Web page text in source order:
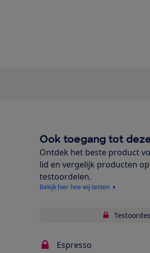
Ook toegang tot
Ontdek het beste product
lid en vergelijk producten
testoordelen.
Bekijk hier hoe wij testen
Espresso